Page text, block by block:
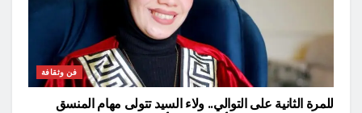
فن وثقافة
للمرة الثانية على التوالي.. ولاء السيد تتولى مهام المنسق